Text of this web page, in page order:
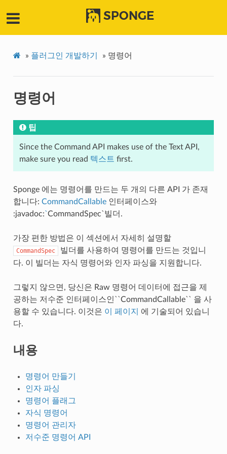
SPONGE
» 플러그인 개발하기 » 명령어
명령어
팁
Since the Command API makes use of the Text API,
make sure you read 텍스트 first.
Sponge 에는 명령어를 만드는 두 개의 다른 API 가 존재
합니다: CommandCallable인터페이스와
:javadoc:`CommandSpec`빌더.
가장 편한 방법은 이 섹션에서 자세히 설명할
CommandSpec
빌더를 사용하여 명령어를 만드는 것입니
다. 이 빌더는 자식 명령어와 인자 파싱을 지원합니다.
그렇지 않으면, 당신은 Raw 명령어 데이터에 접근을 제
공하는 저수준 인터페이스인``CommandCallable`` 을 사
용할 수 있습니다. 이것은 이 페이지
에 기술되어 있습니
다.
내용
명령어 만들기
인자 파싱
명령어 플래그
자식 명령어
명령어 관리자
저수준 명령어 API